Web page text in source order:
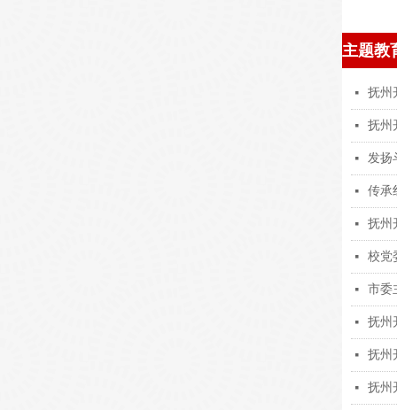
主题教
넷
넷
넷
넷
넷
넷
넷
넷
넷
넷